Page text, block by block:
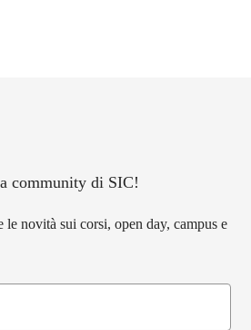
community di SIC!
le novità sui corsi, open day, campus e